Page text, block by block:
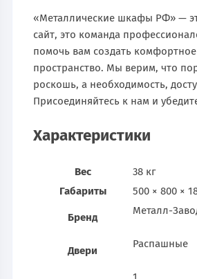
«Металлические шкафы РФ» —
сайт, это команда
помочь вам создать
пространство. Мы верим, что
роскошь, а необходимость,
Присоединяйтесь к нам и
Характеристики
Вес
38 кг
Габариты
500 × 800 ×
Бренд
Металл-
Двери
Распашные